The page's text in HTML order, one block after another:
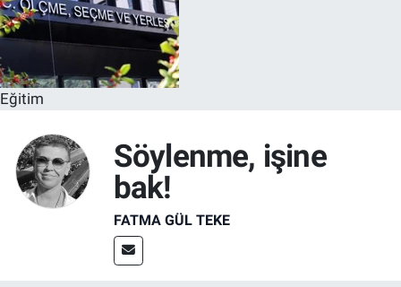
Eğitim
Söylenme, işine
bak!
FATMA GÜL TEKE